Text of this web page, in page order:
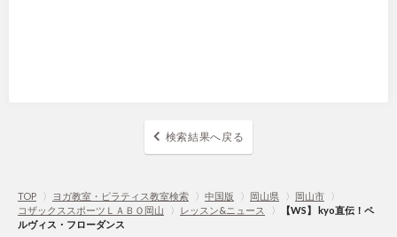
検索結果へ戻る
TOP 〉 ヨガ教室・ピラティス教室検索 〉 中国版 〉 岡山県 〉 岡山市
〉
コザックススポーツＬＡＢＯ岡山
〉 レッスン&ニュース 〉
【WS】 kyo直伝！ペ
ルヴィス・フローダンス